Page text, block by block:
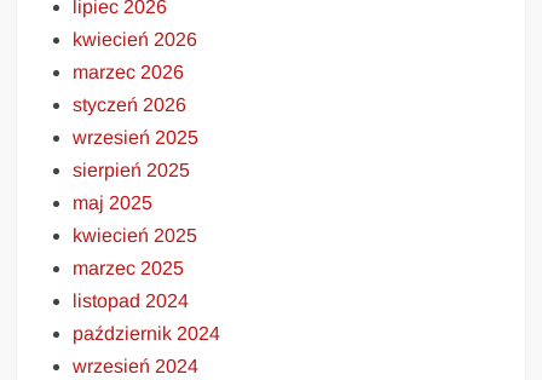
lipiec 2026
kwiecień 2026
marzec 2026
styczeń 2026
wrzesień 2025
sierpień 2025
maj 2025
kwiecień 2025
marzec 2025
listopad 2024
październik 2024
wrzesień 2024